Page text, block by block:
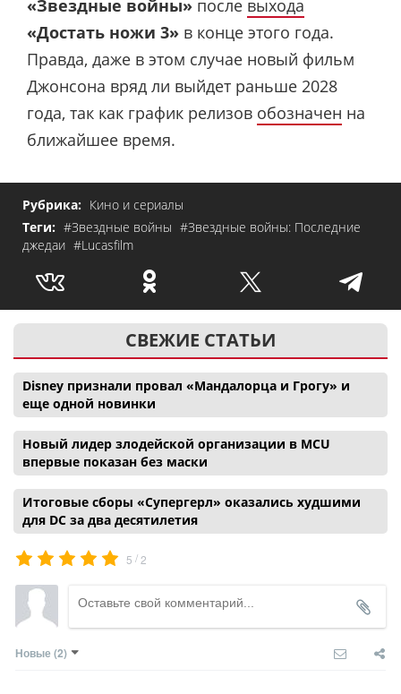
«Звездные войны» после выхода
«Достать ножи 3» в конце этого года.
Правда, даже в этом случае новый фильм
Джонсона вряд ли выйдет раньше 2028
года, так как график релизов обозначен на
ближайшее время.
Рубрика: Кино и сериалы
Теги: #Звездные войны #Звездные войны: Последние
джедаи #Lucasfilm
СВЕЖИЕ СТАТЬИ
Disney признали провал «Мандалорца и Грогу» и
еще одной новинки
Новый лидер злодейской организации в MCU
впервые показан без маски
Итоговые сборы «Супергерл» оказались худшими
для DC за два десятилетия
5 /2
Новые (2)